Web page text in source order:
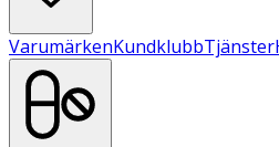
VarumärkenKundklubbTjänster